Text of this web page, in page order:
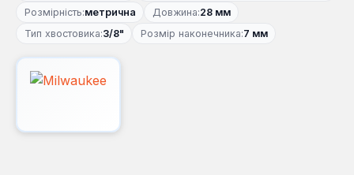
Розмірність:метрична Довжина:28 мм
Тип хвостовика:3/8" Розмір наконечника:7 мм